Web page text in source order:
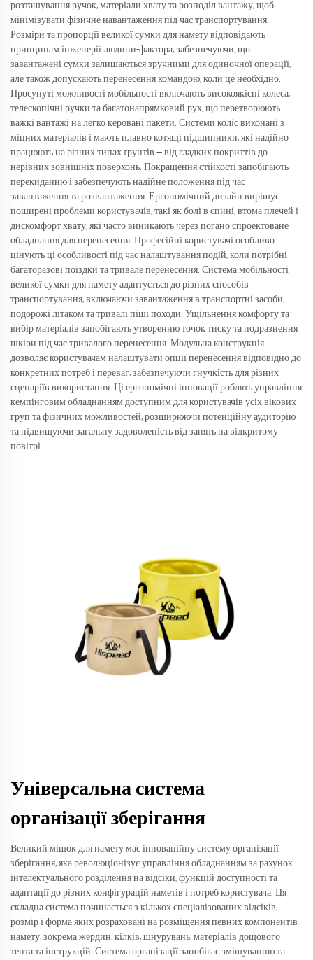
розташування ручок, матеріали хвату та розподіл вантажу, щоб
мінімізувати фізичне навантаження під час транспортування.
Розміри та пропорції великої сумки для намету відповідають
принципам інженерії людини-фактора, забезпечуючи, що
завантажені сумки залишаються зручними для одиночної операції,
але також допускають перенесення командою, коли це необхідно.
Просунуті можливості мобільності включають високоякісні колеса,
телескопічні ручки та багатонапрямковий рух, що перетворюють
важкі вантажі на легко керовані пакети. Системи коліс виконані з
міцних матеріалів і мають плавно котящі підшипники, які надійно
працюють на різних типах ґрунтів — від гладких покриттів до
нерівних зовнішніх поверхонь. Покращення стійкості запобігають
перекиданню і забезпечують надійне положення під час
завантаження та розвантаження. Ергономічний дизайн вирішує
поширені проблеми користувачів, такі як болі в спині, втома плечей і
дискомфорт хвату, які часто виникають через погано спроектоване
обладнання для перенесення. Професійні користувачі особливо
цінують ці особливості під час налаштування подій, коли потрібні
багаторазові поїздки та тривале перенесення. Система мобільності
великої сумки для намету адаптується до різних способів
транспортування, включаючи завантаження в транспортні засоби,
подорожі літаком та тривалі піші походи. Ущільнення комфорту та
вибір матеріалів запобігають утворенню точок тиску та подразнення
шкіри під час тривалого перенесення. Модульна конструкція
дозволяє користувачам налаштувати опції перенесення відповідно до
конкретних потреб і переваг, забезпечуючи гнучкість для різних
сценаріїв використання. Ці ергономічні інновації роблять управління
кемпінговим обладнанням доступним для користувачів усіх вікових
груп та фізичних можливостей, розширюючи потенційну аудиторію
та підвищуючи загальну задоволеність від занять на відкритому
повітрі.
Універсальна система
організації зберігання
Великий мішок для намету має інноваційну систему організації
зберігання, яка революціонізує управління обладнанням за рахунок
інтелектуального розділення на відсіки, функцій доступності та
адаптації до різних конфігурацій наметів і потреб користувача. Ця
складна система починається з кількох спеціалізованих відсіків,
розмір і форма яких розраховані на розміщення певних компонентів
намету, зокрема жердин, кілків, шнурувань, матеріалів дощового
тента та інструкцій. Система організації запобігає змішуванню та